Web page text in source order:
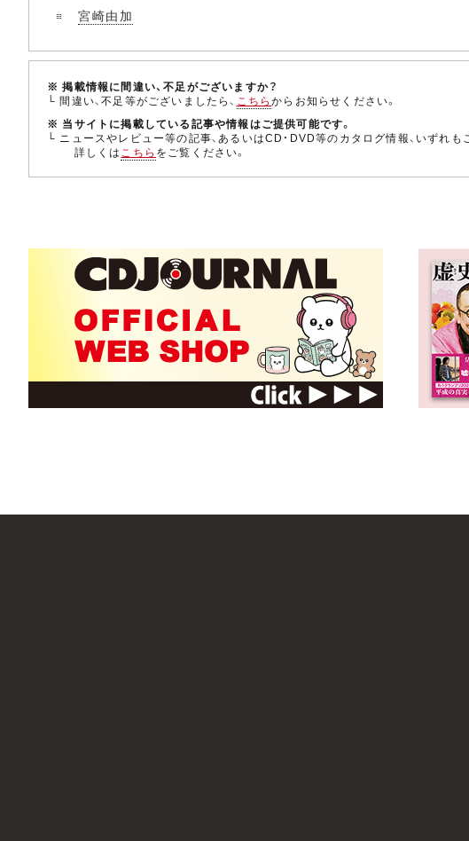
宮崎由加
※ 掲載情報に間違い、不足がございますか？
└ 間違い、不足等がございましたら、 こちらからお知らせください。
※ 当サイトに掲載している記事や情報はご提供可能です。
└ ニュースやレビュー等の記事、あるいはCD・DVD等のカタログ情報、いずれも
詳しくはこちら をご覧ください。